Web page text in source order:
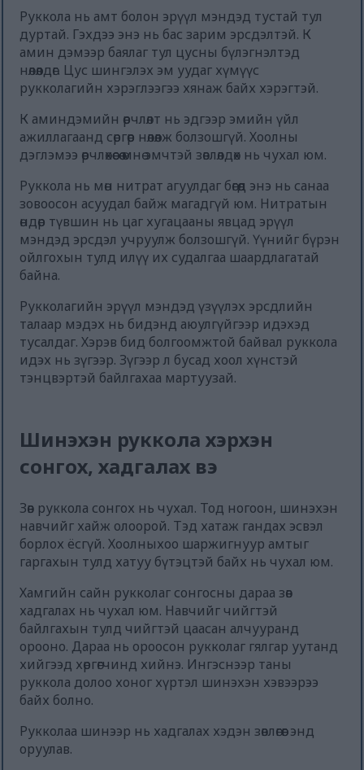
Руккола нь амт болон эрүүл мэндэд тустай тул
дуртай. Гэхдээ энэ нь бас зарим эрсдэлтэй. К
амин дэмээр баялаг тул цусны бүлэгнэлтэд
нөлөөлдөг. Цус шингэлэх эм уудаг хүмүүс
рукколагийн хэрэглээгээ хянаж байх хэрэгтэй.
К аминдэмийн өөрчлөлт нь эдгээр эмийн үйл
ажиллагаанд сөргөөр нөлөөлж болзошгүй. Хоолны
дэглэмээ өөрчлөхөөсөө өмнө эмчтэй зөвлөлдөх нь чухал юм.
Руккола нь мөн нитрат агуулдаг бөгөөд энэ нь санаа
зовоосон асуудал байж магадгүй юм. Нитратын
өндөр түвшин нь цаг хугацааны явцад эрүүл
мэндэд эрсдэл учруулж болзошгүй. Үүнийг бүрэн
ойлгохын тулд илүү их судалгаа шаардлагатай
байна.
Рукколагийн эрүүл мэндэд үзүүлэх эрсдлийн
талаар мэдэх нь бидэнд аюулгүйгээр идэхэд
тусалдаг. Хэрэв бид болгоомжтой байвал руккола
идэх нь зүгээр. Зүгээр л бусад хоол хүнстэй
тэнцвэртэй байлгахаа мартуузай.
Шинэхэн руккола хэрхэн
сонгох, хадгалах вэ
Зөв руккола сонгох нь чухал. Тод ногоон, шинэхэн
навчийг хайж олоорой. Тэд хатаж гандах эсвэл
борлох ёсгүй. Хоолныхоо шаржигнуур амтыг
гаргахын тулд хатуу бүтэцтэй байх нь чухал юм.
Хамгийн сайн рукколаг сонгосны дараа зөв
хадгалах нь чухал юм. Навчийг чийгтэй
байлгахын тулд чийгтэй цаасан алчууранд
орооно. Дараа нь ороосон рукколаг гялгар уутанд
хийгээд хөргөгчинд хийнэ. Ингэснээр таны
руккола долоо хоног хүртэл шинэхэн хэвээрээ
байх болно.
Рукколаа шинээр нь хадгалах хэдэн зөвлөгөөг энд
оруулав.